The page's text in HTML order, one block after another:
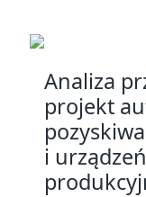
Analiza
projekt
i